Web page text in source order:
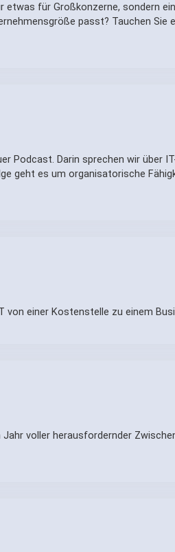
für Großkonzerne, sondern
passt? Tauchen Sie
Podcast. Darin sprechen wir über
geht es um organisatorische
von einer Kostenstelle zu einem
voller herausfordernder